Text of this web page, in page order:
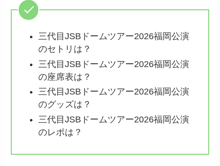
三代目JSBドームツアー2026福岡公演
のセトリは？
三代目JSBドームツアー2026福岡公演
の座席表は？
三代目JSBドームツアー2026福岡公演
のグッズは？
三代目JSBドームツアー2026福岡公演
のレポは？